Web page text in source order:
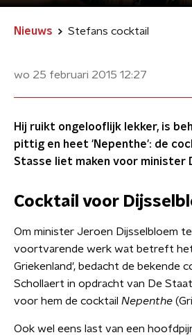
Nieuws Stefans cocktail
wo 25 februari 2015 12:27
Hij ruikt ongelooflijk lekker, is
pittig en heet 'Nepenthe': de
Stasse liet maken voor minister
Cocktail voor
Om minister Jeroen Dijsselbloem
voortvarende werk wat betreft
Griekenland', bedacht de bekende
Schollaert in opdracht van De
voor hem de cocktail Nepenthe
Ook wel eens last van een